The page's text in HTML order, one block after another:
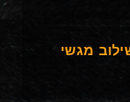
מגשי